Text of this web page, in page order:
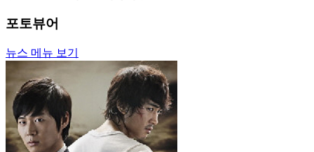
포토뷰어
뉴스 메뉴 보기